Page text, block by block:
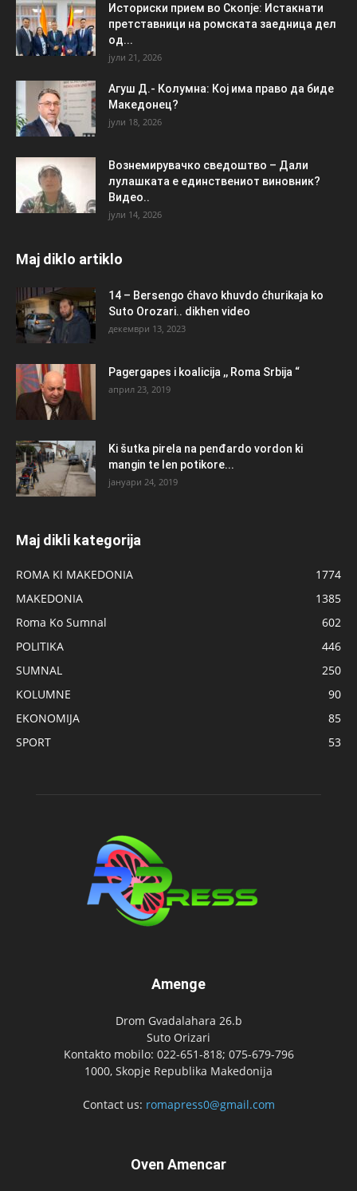
Историски прием во Скопје: Истакнати
претставници на ромската заедница дел
од...
јули 21, 2026
Агуш Д.- Колумна: Кој има право да биде
Македонец?
јули 18, 2026
Вознемирувачко сведоштво – Дали
лулашката е единствениот виновник?
Видео..
јули 14, 2026
Maj diklo artiklo
14 – Bersengo ćhavo khuvdo ćhurikaja ko
Suto Orozari.. dikhen video
декември 13, 2023
Pagergapes i koalicija ,, Roma Srbija “
април 23, 2019
Ki šutka pirela na penđardo vordon ki
mangin te len potikore...
јануари 24, 2019
Maj dikli kategorija
ROMA KI MAKEDONIA
1774
MAKEDONIA
1385
Roma Ko Sumnal
602
POLITIKA
446
SUMNAL
250
KOLUMNE
90
EKONOMIJA
85
SPORT
53
Amenge
Drom Gvadalahara 26.b
Suto Orizari
Kontakto mobilo: 022-651-818; 075-679-796
1000, Skopje Republika Makedonija
Contact us: romapress0@gmail.com
Oven Amencar